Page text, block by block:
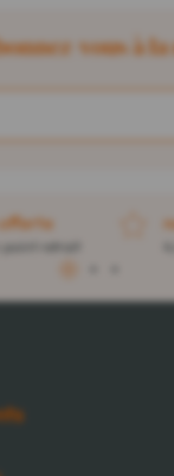
vous à
point retrait